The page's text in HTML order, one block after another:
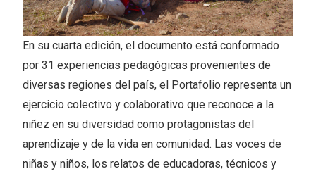
En su cuarta edición, el documento está conformado
por 31 experiencias pedagógicas provenientes de
diversas regiones del país, el Portafolio representa un
ejercicio colectivo y colaborativo que reconoce a la
niñez en su diversidad como protagonistas del
aprendizaje y de la vida en comunidad. Las voces de
niñas y niños, los relatos de educadoras, técnicos y